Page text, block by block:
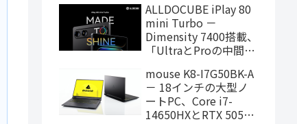
に！
ALLDOCUBE iPlay 80
mini Turbo －
Dimensity 7400搭載、
「UltraとProの中間ス
タブレット、発売記念
価格は29,999円！
mouse K8-I7G50BK-A
－ 18インチの大型ノ
ートPC、Core i7-
14650HXとRTX 5050